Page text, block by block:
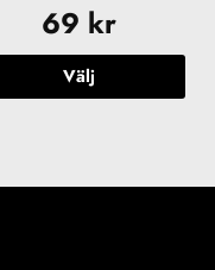
69 kr
Välj
har